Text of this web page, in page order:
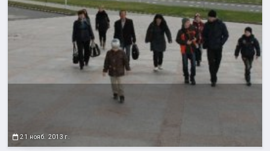
21 нояб. 2013 г.